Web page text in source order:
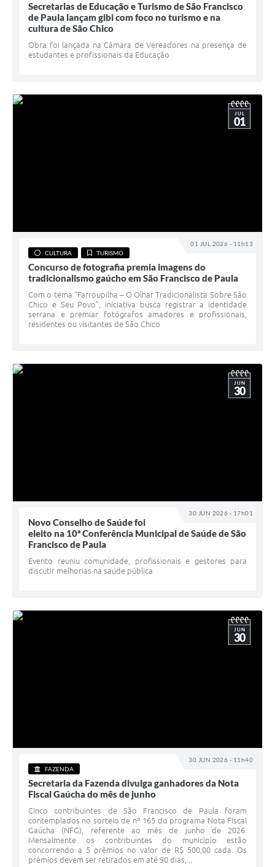
Secretarias de Educação e Turismo de São Francisco
de Paula lançam gibi com foco no turismo e na
cultura de São Chico
Obra foi lançada na Câmara de Vereadores na presença de
estudantes e profissionais da Educação
01 JUL 2026 - 11h13
JUL
01
CULTURA TURISMO
Concurso de fotografia premia imagens do
tradicionalismo gaúcho em São Francisco de Paula
Com o tema “Farroupilha – O Olhar Tradicionalista Sobre São
Chico e Seu Povo”, iniciativa busca registrar a identidade
serrana e premiar fotógrafos amadores e profissionais,
residentes ou visitantes de São Chico
30 JUN 2026 - 17h01
JUN
30
Novo Conselho de Saúde foi
eleito na 10ª Conferência Municipal de Saúde de São
Francisco de Paula
Evento reuniu comunidade, profissionais e gestores para
discutir melhorias na saúde pública
30 JUN 2026 - 11h40
JUN
30
FAZENDA
Secretaria da Fazenda divulga ganhadores da Nota
Fiscal Gaúcha do mês de junho
Cinco contribuintes de São Francisco de Paula foram
contemplados no sorteio de nº 165 do programa Nota Fiscal
Gaúcha (NFG), referente ao mês de junho de 2026.
Mensalmente os contribuintes do município estão
concorrendo a 5 prêmios no valor de R$ 500,00 cada. Os
prêmios devem ser retirados em até 90 dias,...